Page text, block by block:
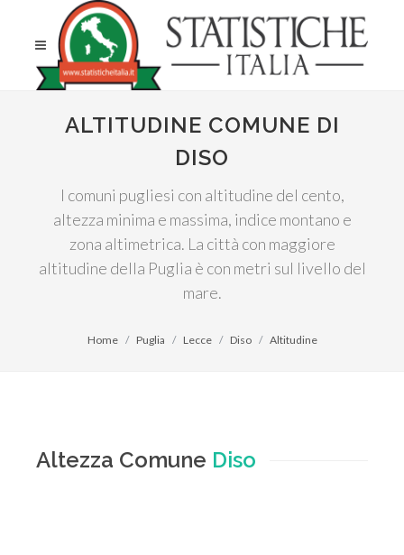
ALTITUDINE COMUNE DI
DISO
I comuni pugliesi con altitudine del cento,
altezza minima e massima, indice montano e
zona altimetrica. La città con maggiore
altitudine della Puglia è con metri sul livello del
mare.
Home Puglia Lecce Diso Altitudine
Altezza Comune Diso